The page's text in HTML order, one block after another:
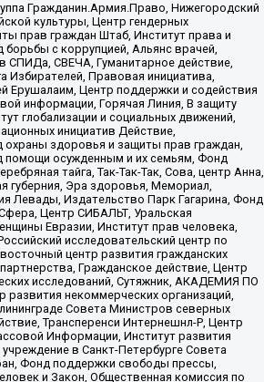
Гражданин.Армия.Право, Нижегородский
культуры, Центр гендерных
прав граждан Штаб, Институт права и
борьбы с коррупцией, Альянс врачей,
СВЕЧА, Гуманитарное действие,
Избирателей, Правовая инициатива,
Ерушалаим, Центр поддержки и содействия
информации, Горячая Линия, В защиту
глобализации и социальных движений,
инициатив Действие,
здоровья и защиты прав граждан,
помощи осужденным и их семьям, Фонд
тайга, Так-Так-Так, Сова, центр Анна,
губерния, Эра здоровья, Мемориал,
Левады, Издательство Парк Гагарина, Фонд
Центр СИБАЛЬТ, Уральская
Евразии, Институт прав человека,
исследовательский центр по
центр развития гражданских
Гражданское действие, Центр
исследований, Сутяжник, АКАДЕМИЯ ПО
некоммерческих организаций,
Совета Министров северных
Трансперенси Интернешнл-Р, Центр
Информации, Институт развития
в Санкт-Петербурге Совета
Фонд поддержки свободы прессы,
и Закон, Общественная комиссия по